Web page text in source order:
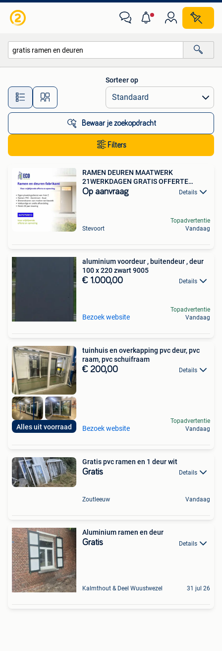
Alle afstanden…
Sorteer op
Bewaar je zoekopdracht
Filters
RAMEN DEUREN MAATWERK
21WERKDAGEN GRATIS OFFERTE
OPMETING
Op aanvraag Details
Stevoort
Topadvertentie
Vandaag
aluminium voordeur , buitendeur , deur
100 x 220 zwart 9005
€ 1.000,00 Details
Bezoek website
Topadvertentie
Vandaag
Alles uit voorraad
tuinhuis en overkapping pvc deur, pvc
raam, pvc schuifraam
€ 200,00 Details
Bezoek website
Topadvertentie
Vandaag
Gratis pvc ramen en 1 deur wit
Gratis Details
Zoutleeuw Vandaag
Aluminium ramen en deur
Gratis Details
Kalmthout & Deel Wuustwezel 31 jul 26